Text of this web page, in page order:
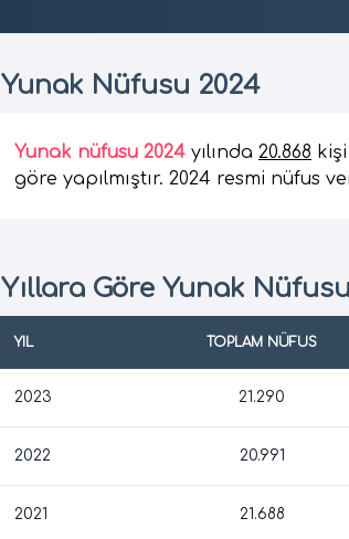
Yunak Nüfusu 2024
Yunak nüfusu 2024 yılında 20.868
göre yapılmıştır. 2024 resmi nüfus
Yıllara Göre Yunak Nüfusu
YIL TOPLAM NÜFUS
2023 21.290
2022 20.991
2021 21.688